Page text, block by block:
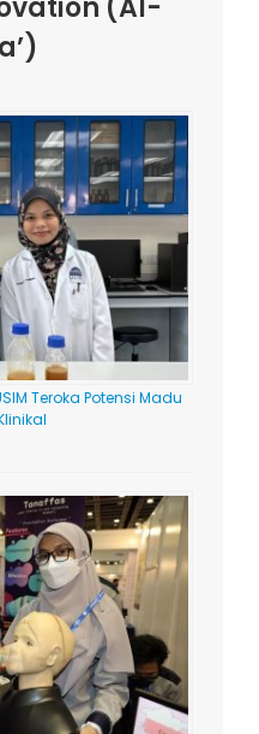
(Al-
Teroka Potensi Madu